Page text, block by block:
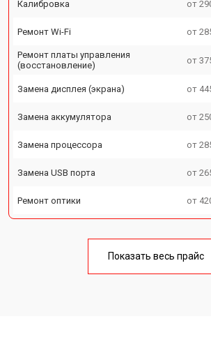
Калибровка от
Ремонт Wi-Fi от
Ремонт платы управления
(восстановление)
от
Замена дисплея (экрана) от
Замена аккумулятора от
Замена процессора от
Замена USB порта от
Ремонт оптики от
Показать весь прайс